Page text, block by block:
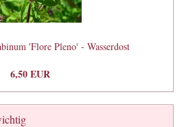
'Flore Pleno' - Wasserdost
6,50 EUR